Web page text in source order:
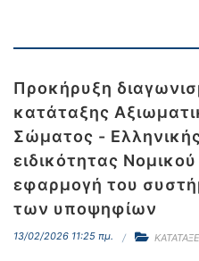
Προκήρυξη
κατάταξης
Σώματος -
ειδικότητας
εφαρμογή του
των υποψηφίων
13/02/2026 11:25 πμ.